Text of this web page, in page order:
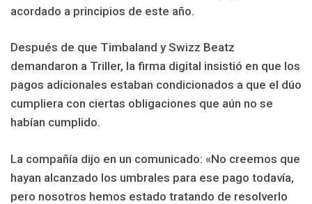
acordado a principios de este año.
Después de que Timbaland y Swizz Beatz
demandaron a Triller, la firma digital insistió en que los
pagos adicionales estaban condicionados a que el dúo
cumpliera con ciertas obligaciones que aún no se
habían cumplido.
La compañía dijo en un comunicado: «No creemos que
hayan alcanzado los umbrales para ese pago todavía,
pero nosotros hemos estado tratando de resolverlo